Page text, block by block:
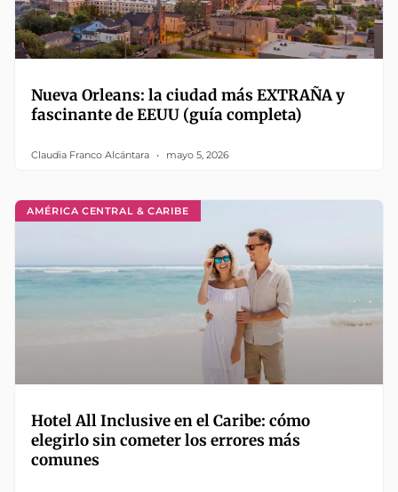
Nueva Orleans: la ciudad más EXTRAÑA y
fascinante de EEUU (guía completa)
Claudia Franco Alcántara mayo 5, 2026
AMÉRICA CENTRAL & CARIBE
Hotel All Inclusive en el Caribe: cómo
elegirlo sin cometer los errores más
comunes